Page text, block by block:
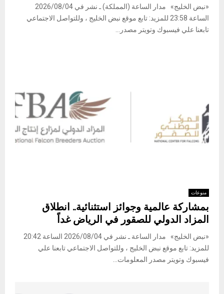
«نبض الخليج» مدار الساعة (المملكة) ـ نشر في 2026/08/04
الساعة 23:58 للمزيد: تابع موقع نبض الخليج ، وللتواصل الاجتماعي
تابعنا علي فيسبوك وتويتر مصدر...
منوعات
بمشاركة عالمية وجوائز استثنائية.. انطلاق
المزاد الدولي للصقور في الرياض غداً
«نبض الخليج» مدار الساعة ـ نشر في 2026/08/04 الساعة 20:42
للمزيد: تابع موقع نبض الخليج ، وللتواصل الاجتماعي تابعنا علي
فيسبوك وتويتر مصدر المعلومات...